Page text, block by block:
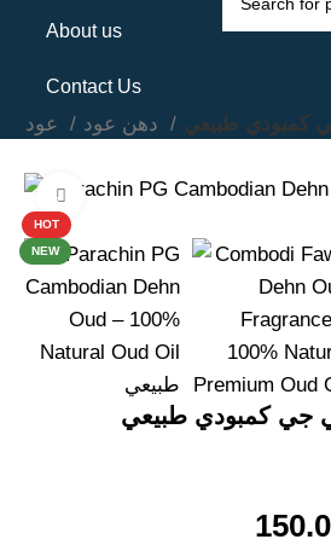
About us
Contact Us
كمبودي طبيعي
-42%
HOT
NEW
Click to enlarge
جي كمبودي طبيعي